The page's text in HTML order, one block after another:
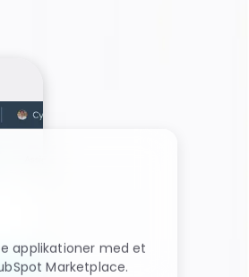
applikationer med et
Marketplace.